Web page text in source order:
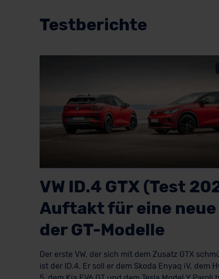
Testberichte
VW ID.4 GTX (Test
Auftakt für eine neue
der GT-Modelle
Der erste VW, der sich mit dem Zusatz GTX
ist der ID.4. Er soll er dem Skoda Enyaq iV, dem